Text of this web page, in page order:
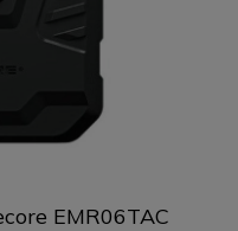
EMR06TAC